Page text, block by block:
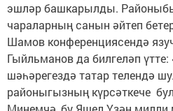
эшләр башкарылды.
чараларның санын әйтеп
Шамов конференциясендә
Гыйльманов да билгеләп
шәһәрегездә татар телендә
районыгызның күрсәткече